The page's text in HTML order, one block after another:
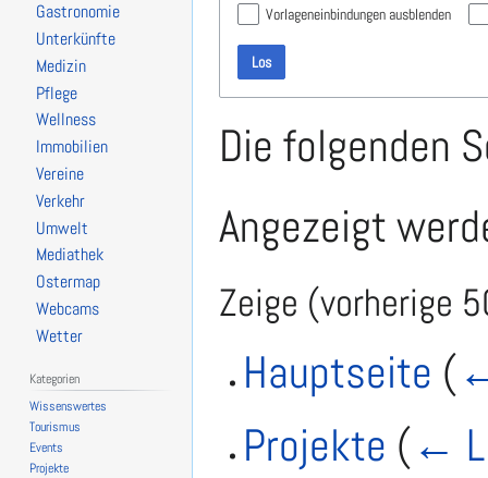
Vorlageneinbindungen ausblenden
Los
Die folgenden
Angezeigt
Zeige (vorherige
Hauptseite (
Projekte (←
Gastronomie
Unterkünfte
Medizin
Pflege
Wellness
Immobilien
Vereine
Verkehr
Umwelt
Mediathek
Ostermap
Webcams
Wetter
Kategorien
Wissenswertes
Tourismus
Events
Projekte